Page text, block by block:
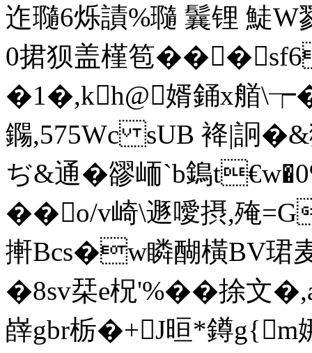
迮瓍6烁謮%瓍 鬤锂 鯐W
0捃狈盖槿笣�
�1�,kh@婿銿x艏
鐊,575Wc sUB 袶|詗�&
ぢ&通�豂峏ˋb鵭
��o/v崎\遯噯摂,殗
搟Bcs�w瞵醐橫BV珺
�8sv栞e柷'%��捈文
嶭gbr栃�+J晅*鐏